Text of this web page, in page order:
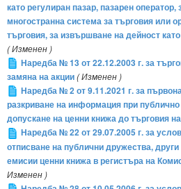
като регулиран пазар, пазарен оператор,
многостранна система за търговия или
търговия, за извършване на дейност
( Изменен )
Наредба № 13 от 22.12.2003 г. за
замяна на акции( Изменен )
Наредба № 2 от 9.11.2021 г. за
разкриване на информация при
допускане на ценни книжа до търговия
Наредба № 22 от 29.07.2005 г. за
отписване на публични дружества,
емисии ценни книжа в регистъра на
Изменен )